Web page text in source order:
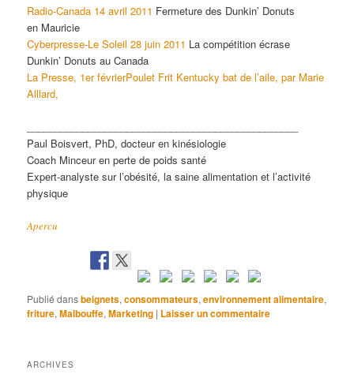
Radio-Canada 14 avril 2011 Fermeture des Dunkin’ Donuts
en Mauricie
Cyberpresse-Le Soleil 28 juin 2011 La compétition écrase
Dunkin’ Donuts au Canada
La Presse, 1er févrierPoulet Frit Kentucky bat de l’aile, par Marie
Alllard,
Paul Boisvert, PhD, docteur en kinésiologie
Coach Minceur en perte de poids santé
Expert-analyste sur l’obésité, la saine alimentation et l’activité
physique
Apercu
Publié dansbeignets,consommateurs,environnement alimentaire,
friture,Malbouffe,Marketing | Laisser un commentaire
ARCHIVES